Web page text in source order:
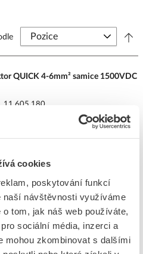
cookies
poskytování funkcí
návštěvnosti využíváme
tom, jak náš web používáte,
sociální média, inzerci a
mohou zkombinovat s dalšími
QUICK 4-6mm² samice 1500VDC
11.605.180
MOREK
do košíku